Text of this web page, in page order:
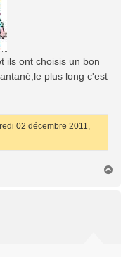
ils ont choisis un bon
plus long c'est
02 décembre 2011,